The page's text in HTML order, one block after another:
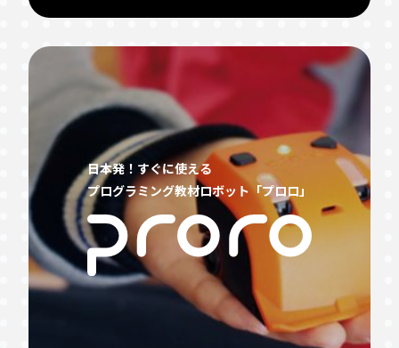
日本発！すぐに使える
プログラミング教材ロボット「プロロ」